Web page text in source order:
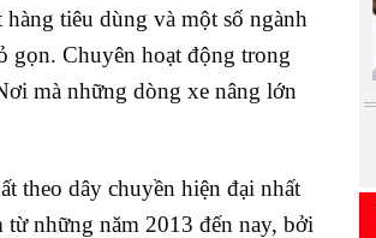
tiêu dùng và một số ngành
gọn. Chuyên hoạt động trong
mà những dòng xe nâng lớn
theo dây chuyền hiện đại nhất
những năm 2013 đến nay, bởi